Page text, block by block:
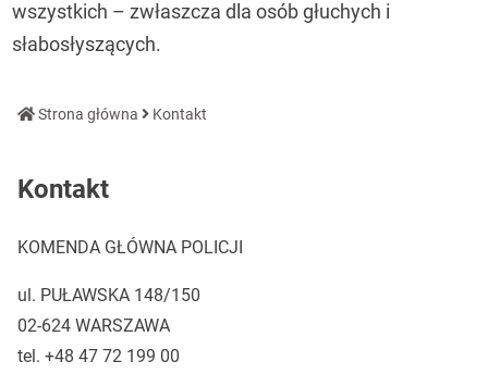
wszystkich – zwłaszcza dla osób głuchych i
słabosłyszących.
Strona główna Kontakt
Kontakt
KOMENDA GŁÓWNA POLICJI
ul. PUŁAWSKA 148/150
02-624 WARSZAWA
tel. +48 47 72 199 00